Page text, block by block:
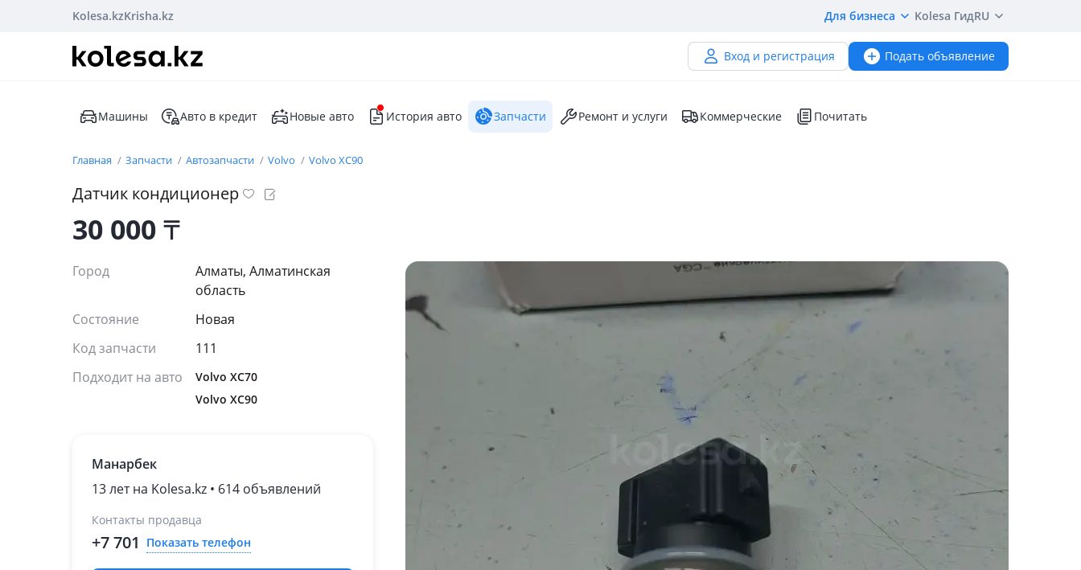
Kolesa.kzKrisha.kz Для бизнеса Kolesa ГидRU
Вход и регистрация Подать объявление
Машины Авто в кредит Новые авто История авто Запчасти Ремонт и услуги Коммерческие Почитать
Главная Запчасти Автозапчасти Volvo Volvo XC90
Датчик кондиционер
30 000₸
Город
Алматы, Алматинская
область
Состояние
Новая
Код запчасти
111
Подходит на авто
Volvo XC70
Volvo XC90
Манарбек
13 лет на Kolesa.kz • 614 объявлений
Контакты продавца
+7 701 Показать телефон